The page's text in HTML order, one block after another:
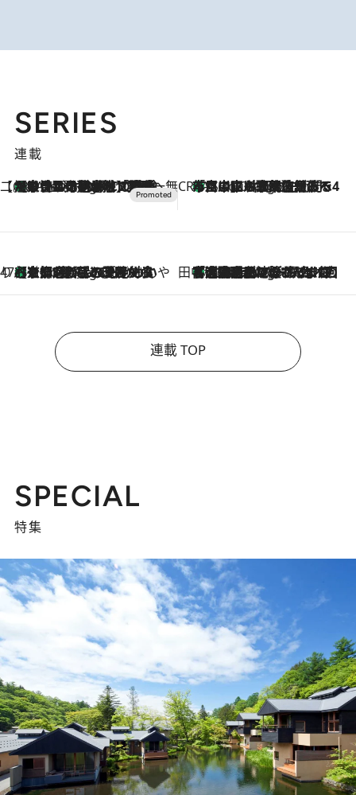
SERIES
連載
【CREA×星野リゾート】唯一無二。癒しと発見が待つ場所へ
2 Hours Ago
【トンボの足水浴】ヒノキの香りに包まれて涼感マックス！約13℃の湧水かけ流しを避暑地「星野温泉 トンボの湯」で体験 CREA'S CHOICE
4 Hours Ago
「立川にも歌舞伎があるんだよ」 片岡仁左衛門・市川中車ら豪華座組みで4年目の立川立飛歌舞伎へ
47都道府県の手みやげ ひんやりスイーツで夏を満喫
4 Hours Ago
【京都府】この夏絶対食べたい 冷やしておいしいおやつ3選 ひと口目から心を掴む新緑のテリーヌ 田中稲の勝手に再ブーム
9 Hours Ago
「湘南乃風に憧れて」観客大盛上がりの“タオル回し”に、ラッパー顔負けの高速歌唱まで…さだまさし（74）のアグレッシブすぎる現在地
連載 TOP
SPECIAL
特集